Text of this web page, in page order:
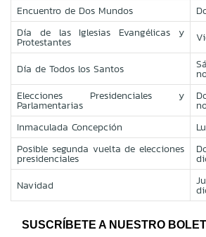
Encuentro de Dos Mundos
Día de las Iglesias Evangélicas y
Protestantes
Día de Todos los Santos
Elecciones Presidenciales y
Parlamentarias
Inmaculada Concepción
Posible segunda vuelta de elecciones
presidenciales
Navidad
SUSCRÍBETE A NUESTRO